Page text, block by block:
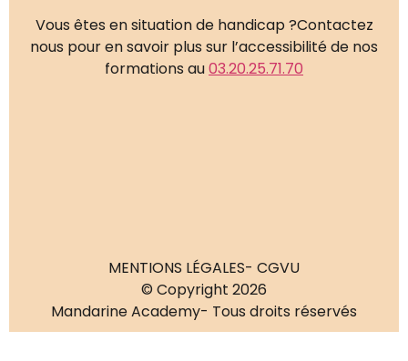
Vous êtes en situation de handicap ?Contactez
nous pour en savoir plus sur l’accessibilité de nos
formations au03.20.25.71.70
MENTIONS LÉGALES- CGVU
© Copyright 2026
Mandarine Academy- Tous droits réservés